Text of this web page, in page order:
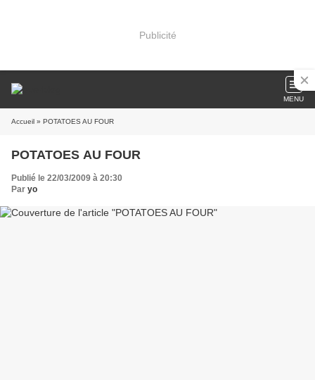
Publicité
MENU
Accueil » POTATOES AU FOUR
POTATOES AU FOUR
Publié le 22/03/2009 à 20:30
Par yo